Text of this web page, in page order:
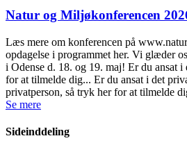
Natur og Miljøkonferencen
Læs mere om konferencen på
opdagelse i programmet her. Vi glæder
i Odense d. 18. og 19. maj! Er du ansat
for at tilmelde dig... Er du ansat i det
privatperson, så tryk her for at tilmelde
Se mere
Sideinddeling